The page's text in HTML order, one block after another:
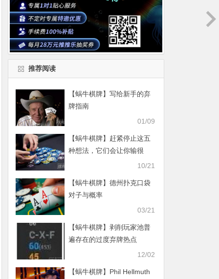
推荐阅读
【蜗牛棋牌】写给新手的弃
牌指南
01/09
【蜗牛棋牌】赶紧停止这五
种想法，它们会让你输很
10/21
【蜗牛棋牌】德州扑克口袋
对子与概率
03/21
【蜗牛棋牌】剥削玩家池普
遍存在的过度弃牌热点
12/02
【蜗牛棋牌】Phil Hellmuth